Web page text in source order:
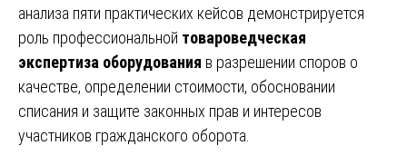
анализа пяти практических кейсов демонстрируется
роль профессиональной товароведческая
экспертиза оборудования в разрешении споров о
качестве, определении стоимости, обосновании
списания и защите законных прав и интересов
участников гражданского оборота.